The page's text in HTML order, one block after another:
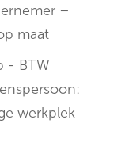
–
maat
- BTW
werkplek